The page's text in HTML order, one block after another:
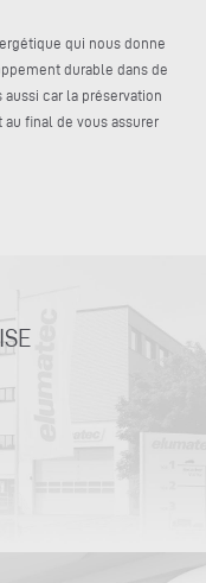
qui nous donne
durable dans de
car la préservation
final de vous assurer